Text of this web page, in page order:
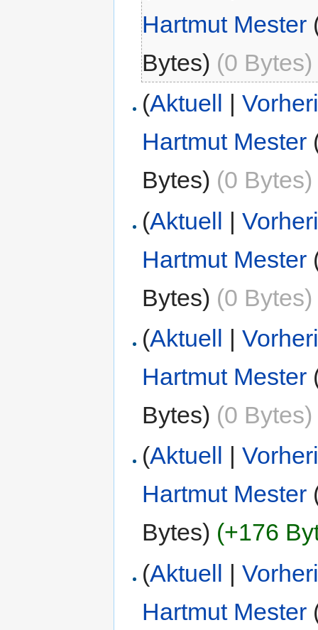
Hartmut Mester
Bytes) (0 Bytes)
(Aktuell |
Hartmut Mester
Bytes) (0 Bytes)
(Aktuell |
Hartmut Mester
Bytes) (0 Bytes)
(Aktuell |
Hartmut Mester
Bytes) (0 Bytes)
(Aktuell |
Hartmut Mester
Bytes) (+176
(Aktuell |
Hartmut Mester